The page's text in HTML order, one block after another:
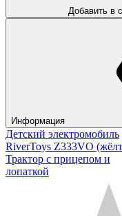
Добавить в
Информация
Детский электромобиль
RiverToys Z333VO
Трактор с прицепом и
лопаткой